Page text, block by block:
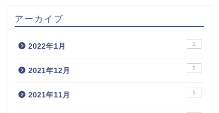
アーカイブ
2022年1月 2
2021年12月 5
2021年11月 5